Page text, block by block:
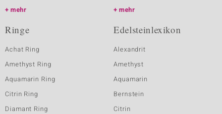
mehr
mehr
Ringe
Achat Ring
Amethyst Ring
Aquamarin Ring
Citrin Ring
Diamant Ring
Edelsteinlexikon
Alexandrit
Amethyst
Aquamarin
Bernstein
Citrin